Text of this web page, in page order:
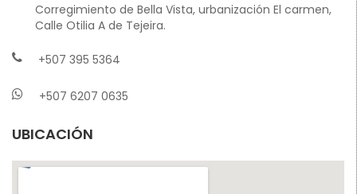
Corregimiento de Bella Vista, urbanización El carmen,
Calle Otilia A de Tejeira.
+507 395 5364
+507 6207 0635
UBICACIÓN